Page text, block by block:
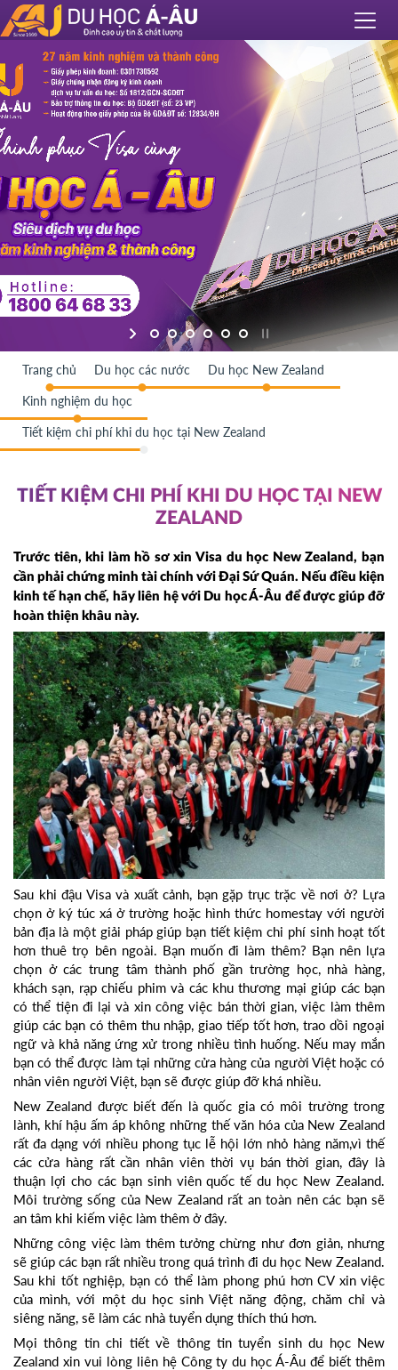
Trang chủ Du học các nước Du học New Zealand
Kinh nghiệm du học
Tiết kiệm chi phí khi du học tại New Zealand
TIẾT KIỆM CHI PHÍ KHI DU HỌC TẠI NEW
ZEALAND
Trước tiên, khi làm hồ sơ xin Visa du học New Zealand, bạn
cần phải chứng minh tài chính với Đại Sứ Quán. Nếu điều kiện
kinh tế hạn chế, hãy liên hệ với Du học Á-Âu để được giúp đỡ
hoàn thiện khâu này.
Sau khi đậu Visa và xuất cảnh, bạn gặp trục trặc về nơi ở? Lựa
chọn ở ký túc xá ở trường hoặc hình thức homestay với người
bản địa là một giải pháp giúp bạn tiết kiệm chi phí sinh hoạt tốt
hơn thuê trọ bên ngoài. Bạn muốn đi làm thêm? Bạn nên lựa
chọn ở các trung tâm thành phố gần trường học, nhà hàng,
khách sạn, rạp chiếu phim và các khu thương mại giúp các bạn
có thể tiện đi lại và xin công việc bán thời gian, việc làm thêm
giúp các bạn có thêm thu nhập, giao tiếp tốt hơn, trao dồi ngoại
ngữ và khả năng ứng xử trong nhiều tình huống. Nếu may mắn
bạn có thể được làm tại những cửa hàng của người Việt hoặc có
nhân viên người Việt, bạn sẽ được giúp đỡ khá nhiều.
New Zealand được biết đến là quốc gia có môi trường trong
lành, khí hậu ấm áp không những thế văn hóa của New Zealand
rất đa dạng với nhiều phong tục lễ hội lớn nhỏ hàng năm,vì thế
các cửa hàng rất cần nhân viên thời vụ bán thời gian, đây là
thuận lợi cho các bạn sinh viên quốc tế du học New Zealand.
Môi trường sống của New Zealand rất an toàn nên các bạn sẽ
an tâm khi kiếm việc làm thêm ở đây.
Những công việc làm thêm tưởng chừng như đơn giản, nhưng
sẽ giúp các bạn rất nhiều trong quá trình đi du học New Zealand.
Sau khi tốt nghiệp, bạn có thể làm phong phú hơn CV xin việc
của mình, với một du học sinh Việt năng động, chăm chỉ và
siêng năng, sẽ làm các nhà tuyển dụng thích thú hơn.
Mọi thông tin chi tiết về thông tin tuyển sinh du học New
Zealand xin vui lòng liên hệ Công ty du học Á-Âu để biết thêm